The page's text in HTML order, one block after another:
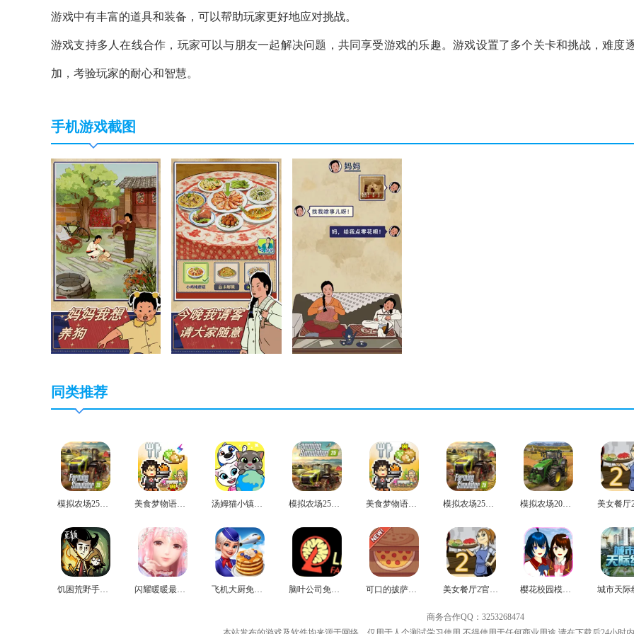
游戏中有丰富的道具和装备，可以帮助玩家更好地应对挑战。
游戏支持多人在线合作，玩家可以与朋友一起解决问题，共同享受游戏的乐趣。游戏设置了多个关卡和挑战，难度
加，考验玩家的耐心和智慧。
手机游戏截图
同类推荐
模拟农场25免费版 美食梦物语正版 汤姆猫小镇免费版 模拟农场25手机版 美食梦物语汉化版 模拟农场25中文版 模拟农场20官方正版
饥困荒野手机版 闪耀暖暖最新版 飞机大厨免费版 脑叶公司免费版 可口的披萨美味的披萨安卓版 樱花校园模拟器手机正版
商务合作QQ：3253268474